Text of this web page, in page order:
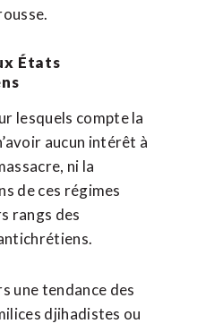
États
lesquels compte la
aucun intérêt à
ni la
de ces régimes
rangs des
une tendance des
djihadistes ou